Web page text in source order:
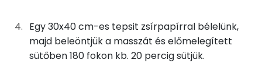
40g
sárgabaracklekvár 111 kcal
Összesen 556 kcal
Magnézium
Egy 30x40 cm-es tepsit zsírpapírral bélelünk,
majd beleöntjük a masszát és előmelegített
sütőben 180 fokon kb. 20 percig sütjük.